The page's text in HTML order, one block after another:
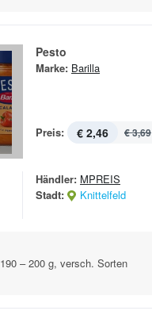
Pesto
Marke: Barilla
Preis: € 2,46 € 3,69
Händler: MPREIS
Stadt:
Knittelfeld
190 – 200 g, versch. Sorten